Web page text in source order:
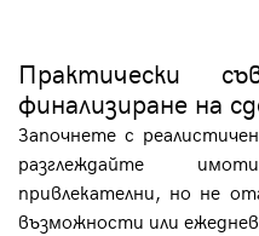
Практически
финализиране на
Започнете с
разглеждайте
привлекателни, но не
възможности или